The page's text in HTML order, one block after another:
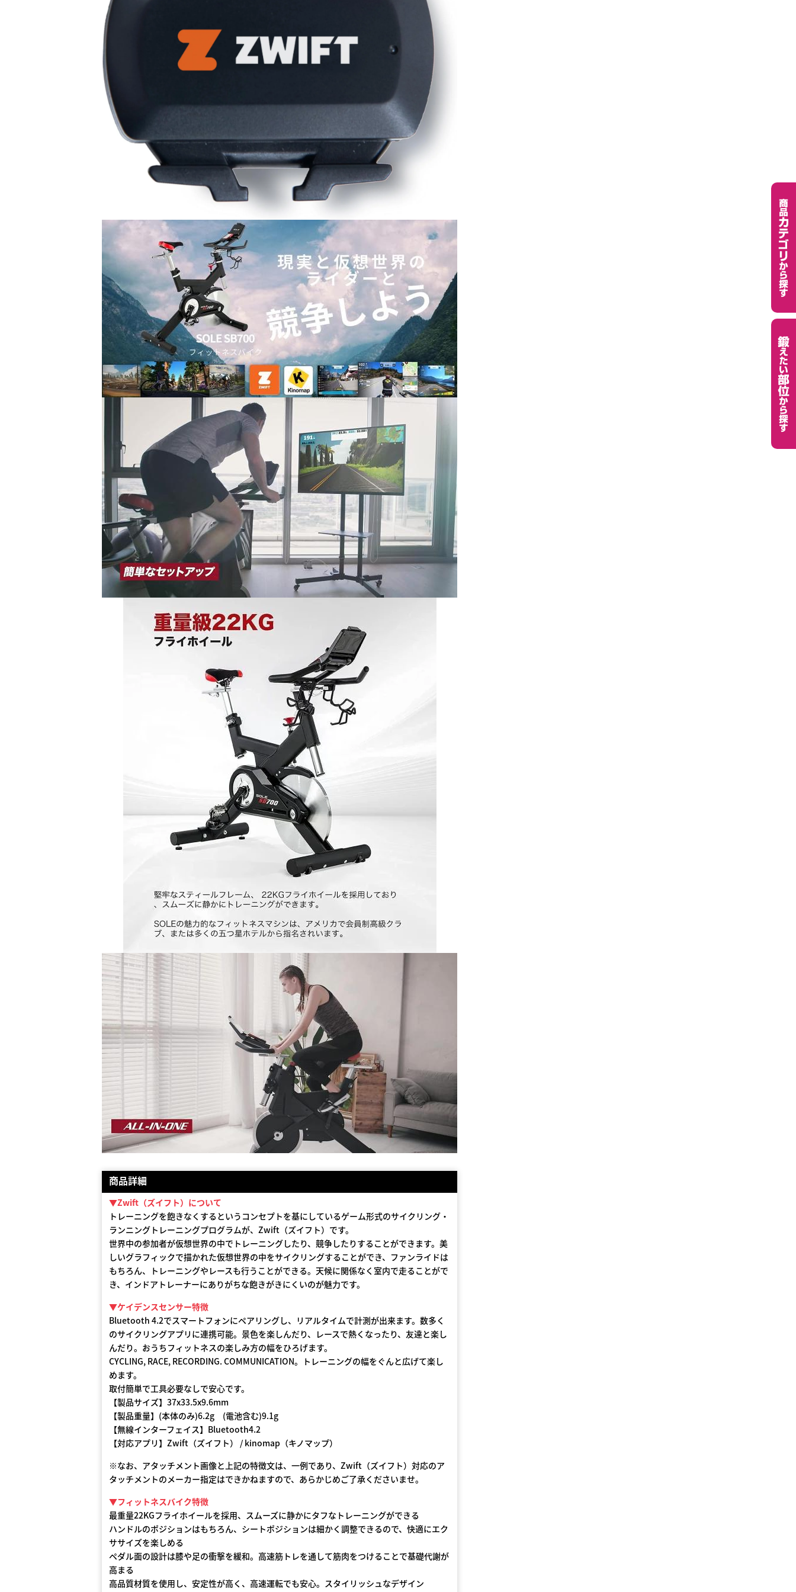
商品詳細
▼Zwift（ズイフト）について
トレーニングを飽きなくするというコンセプトを基にしているゲーム形式のサイクリング・
ランニングトレーニングプログラムが、Zwift（ズイフト）です。
世界中の参加者が仮想世界の中でトレーニングしたり、競争したりすることができます。美
しいグラフィックで描かれた仮想世界の中をサイクリングすることができ、ファンライドは
もちろん、トレーニングやレースも行うことができる。天候に関係なく室内で走ることがで
き、インドアトレーナーにありがちな飽きがきにくいのが魅力です。
▼ケイデンスセンサー特徴
Bluetooth 4.2でスマートフォンにペアリングし、リアルタイムで計測が出来ます。数多く
のサイクリングアプリに連携可能。景色を楽しんだり、レースで熱くなったり、友達と楽し
んだり。おうちフィットネスの楽しみ方の幅をひろげます。
CYCLING, RACE, RECORDING. COMMUNICATION。トレーニングの幅をぐんと広げて楽し
めます。
取付簡単で工具必要なしで安心です。
【製品サイズ】37x33.5x9.6mm
【製品重量】(本体のみ)6.2g (電池含む)9.1g
【無線インターフェイス】Bluetooth4.2
【対応アプリ】Zwift（ズイフト） / kinomap（キノマップ）
※なお、アタッチメント画像と上記の特徴文は、一例であり、Zwift（ズイフト）対応のア
タッチメントのメーカー指定はできかねますので、あらかじめご了承くださいませ。
▼フィットネスバイク特徴
最重量22KGフライホイールを採用、スムーズに静かにタフなトレーニングができる
ハンドルのポジションはもちろん、シートポジションは細かく調整できるので、快適にエク
ササイズを楽しめる
ペダル面の設計は膝や足の衝撃を緩和。高速筋トレを通して筋肉をつけることで基礎代謝が
高まる
高品質材質を使用し、安定性が高く、高速運転でも安心。スタイリッシュなデザイン